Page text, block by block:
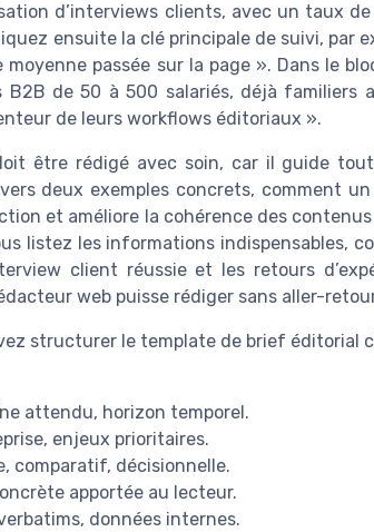
d’interviews clients, avec un taux
ensuite la clé principale de suivi, par
passée sur la page ». Dans le
de 50 à 500 salariés, déjà familiers
de leurs workflows éditoriaux ».
être rédigé avec soin, car il guide
deux exemples concrets, comment
et améliore la cohérence des
listez les informations indispensables,
client réussie et les retours
web puisse rédiger sans aller-
structurer le template de brief éditorial
attendu, horizon temporel.
enjeux prioritaires.
comparatif, décisionnelle.
apportée au lecteur.
données internes.